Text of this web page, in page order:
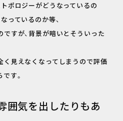
ポロジーがどうなっているの
っているのか等、
すが、背景が暗いとそういった
く見えなくなってしまうので評価
す。
囲気を出したりもあ